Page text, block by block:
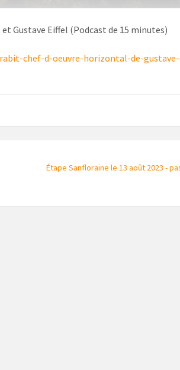
Gustave Eiffel (Podcast de 15 minutes)
chef-d-oeuvre-horizontal-de-
Étape Sanfloraine le 13 août 2023 -